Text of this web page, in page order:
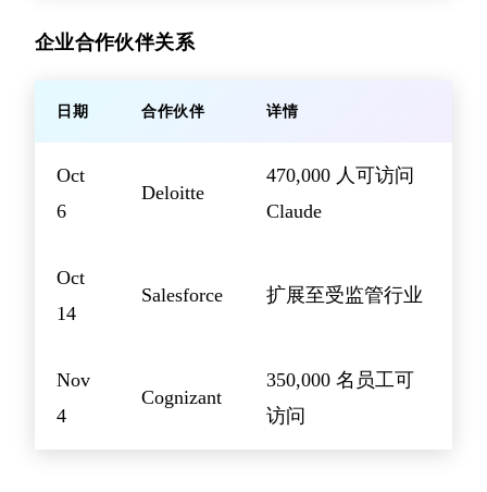
企业合作伙伴关系
日期 合作伙伴 详情
Oct
6
Deloitte
470,000 人可访问
Claude
Oct
14
Salesforce 扩展至受监管行业
Nov
4
Cognizant
350,000 名员工可
访问